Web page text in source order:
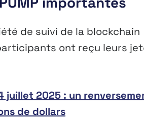
de suivi de la blockchain
ont reçu leurs
juillet 2025 : un
de dollars